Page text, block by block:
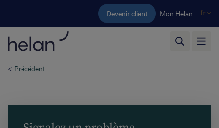
Aller au contenu principal
Devenir client Mon Helan fr
< Précédent